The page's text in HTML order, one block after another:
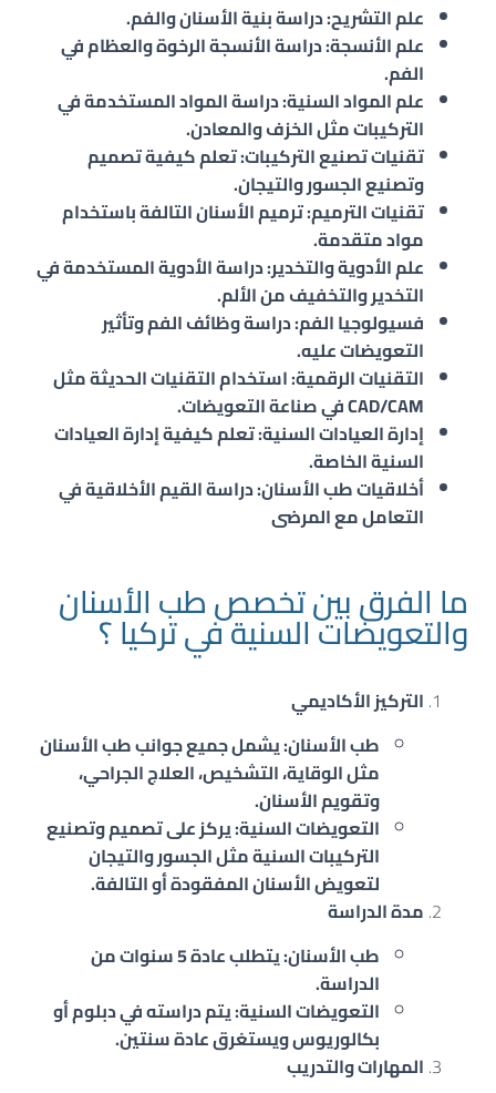
علم التشريح: دراسة بنية الأسنان والفم.
علم الأنسجة: دراسة الأنسجة الرخوة والعظام في
الفم.
علم المواد السنية: دراسة المواد المستخدمة في
التركيبات مثل الخزف والمعادن.
تقنيات تصنيع التركيبات: تعلم كيفية تصميم
وتصنيع الجسور والتيجان.
تقنيات الترميم: ترميم الأسنان التالفة باستخدام
مواد متقدمة.
علم الأدوية والتخدير: دراسة الأدوية المستخدمة في
التخدير والتخفيف من الألم.
فسيولوجيا الفم: دراسة وظائف الفم وتأثير
التعويضات عليه.
التقنيات الرقمية: استخدام التقنيات الحديثة مثل
CAD/CAM في صناعة التعويضات.
إدارة العيادات السنية: تعلم كيفية إدارة العيادات
السنية الخاصة.
أخلاقيات طب الأسنان: دراسة القيم الأخلاقية في
التعامل مع المرضى
ما الفرق بين تخصص طب الأسنان
والتعويضات السنية في تركيا ؟
التركيز الأكاديمي
طب الأسنان: يشمل جميع جوانب طب الأسنان
مثل الوقاية، التشخيص، العلاج الجراحي،
وتقويم الأسنان.
التعويضات السنية: يركز على تصميم وتصنيع
التركيبات السنية مثل الجسور والتيجان
لتعويض الأسنان المفقودة أو التالفة.
مدة الدراسة
طب الأسنان: يتطلب عادة 5 سنوات من
الدراسة.
التعويضات السنية: يتم دراسته في دبلوم أو
بكالوريوس ويستغرق عادة سنتين.
المهارات والتدريب